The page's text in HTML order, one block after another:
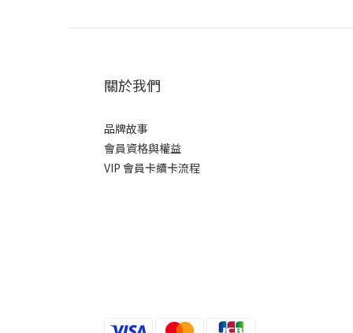
關於我們
品牌故事
會員資格與權益
VIP 會員卡續卡流程